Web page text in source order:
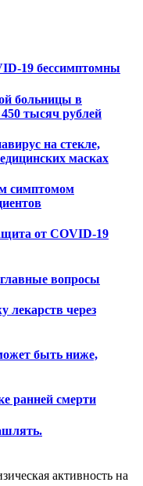
19 бессимптомны
больницы в
тысяч рублей
на стекле,
масках
симптомом
от COVID-19
вопросы
лекарств через
быть ниже,
ранней смерти